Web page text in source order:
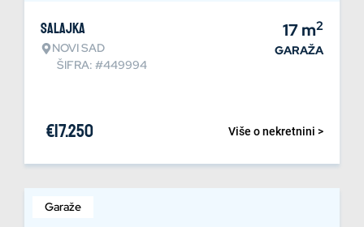
Salajka
NOVI SAD
ŠIFRA: #449994
17m2
GARAŽA
Više o nekretnini >
€17.250
Garaže